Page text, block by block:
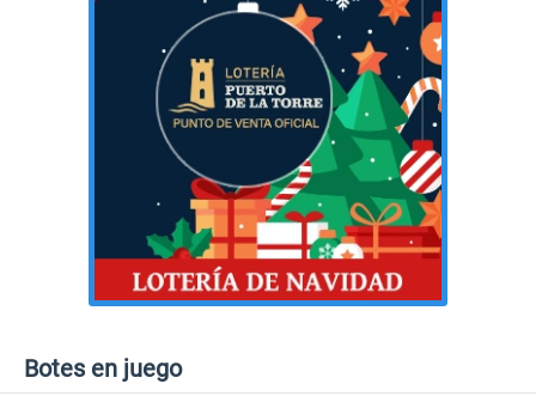
Botes en juego